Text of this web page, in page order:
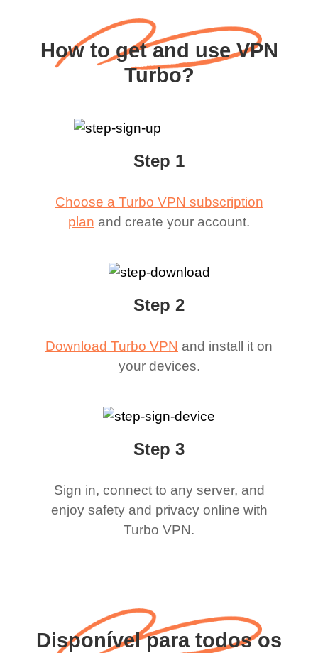
How to get and use VPN
Turbo?
Step 1
Choose a Turbo VPN subscription
plan and create your account.
Step 2
Download Turbo VPN and install it on
your devices.
Step 3
Sign in, connect to any server, and
enjoy safety and privacy online with
Turbo VPN.
Disponível para todos os